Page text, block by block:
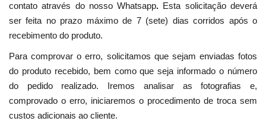
contato através do nosso Whatsapp. Esta solicitação deverá
ser feita no prazo máximo de 7 (sete) dias corridos após o
recebimento do produto.
Para comprovar o erro, solicitamos que sejam enviadas fotos
do produto recebido, bem como que seja informado o número
do pedido realizado. Iremos analisar as fotografias e,
comprovado o erro, iniciaremos o procedimento de troca sem
custos adicionais ao cliente.